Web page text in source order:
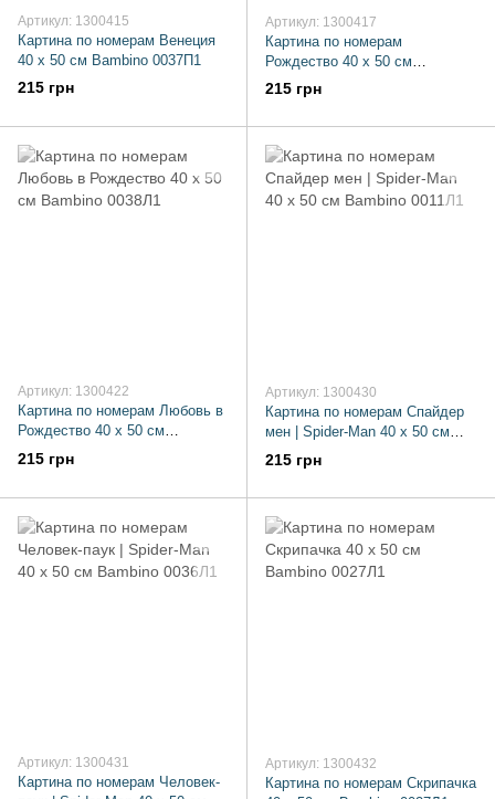
Артикул: 1300415
Картина по номерам Венеция
40 х 50 см Bambino 0037П1
215 грн
Артикул: 1300417
Картина по номерам
Рождество 40 х 50 см
Bambino 0010Л1
215 грн
Артикул: 1300422
Картина по номерам Любовь в
Рождество 40 х 50 см
Bambino 0038Л1
215 грн
Артикул: 1300430
Картина по номерам Спайдер
мен | Spider-Man 40 х 50 см
Bambino 0011Л1
215 грн
Артикул: 1300431
Картина по номерам Человек-
Артикул: 1300432
Картина по номерам Скрипачка